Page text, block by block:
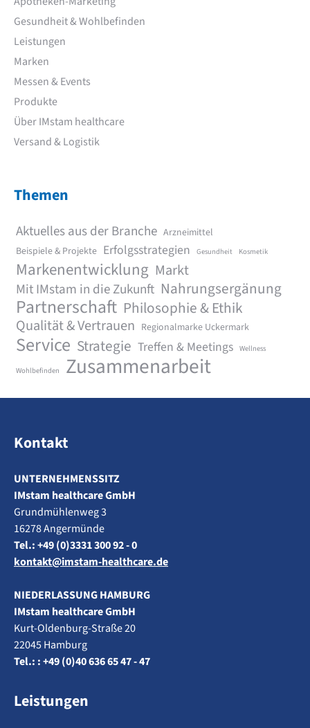
Gesundheit & Wohlbefinden
Leistungen
Marken
Messen & Events
Produkte
Über IMstam healthcare
Versand & Logistik
Themen
Aktuelles aus der Branche Arzneimittel
Beispiele & Projekte Erfolgsstrategien Gesundheit Kosmetik
Markenentwicklung Markt
Mit IMstam in die Zukunft Nahrungsergänung
Partnerschaft Philosophie & Ethik
Qualität & Vertrauen Regionalmarke Uckermark
Service Strategie Treffen & Meetings Wellness
Wohlbefinden Zusammenarbeit
Kontakt
UNTERNEHMENSSITZ
IMstam healthcare GmbH
Grundmühlenweg 3
16278 Angermünde
Tel.: +49 (0)3331 300 92 - 0
kontakt@imstam-healthcare.de
NIEDERLASSUNG HAMBURG
IMstam healthcare GmbH
Kurt-Oldenburg-Straße 20
22045 Hamburg
Tel.: : +49 (0)40 636 65 47 - 47
Leistungen